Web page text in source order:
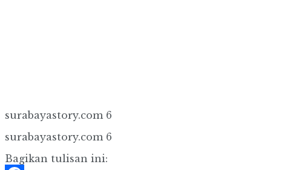
surabayastory.com 6
surabayastory.com 6
Bagikan tulisan ini: